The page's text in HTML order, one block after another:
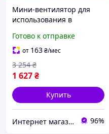
Мини-вентилятор для
использования в
тихий офисный
настольный вентилятор
на аккумуляторе
Готово к отправке
от 163₴/мес
1 627₴
3 254 ₴
Купить
Интернет магазин «Tehnos» 🛒 Лучшие цены! 💯 Быстрая отправка! 🚀 96%